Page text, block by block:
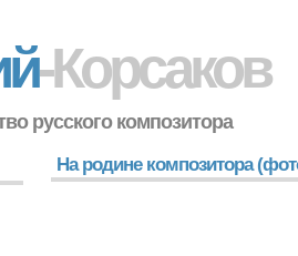
-Корсаков
русского композитора
На родине композитора